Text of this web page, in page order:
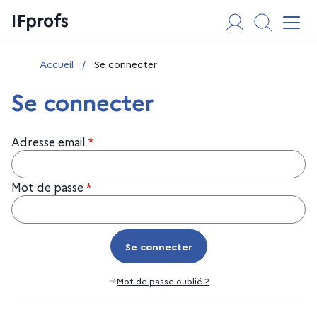
au
contenu
IFprofs
Vous êtes ici :
Accueil / Se connecter
Se connecter
Adresse email *
Mot de passe *
Se connecter
Se connecter
Mot de passe oublié ?